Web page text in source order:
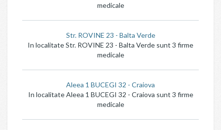
medicale
Str. ROVINE 23 - Balta Verde
In localitate Str. ROVINE 23 - Balta Verde sunt 3 firme
medicale
Aleea 1 BUCEGI 32 - Craiova
In localitate Aleea 1 BUCEGI 32 - Craiova sunt 3 firme
medicale